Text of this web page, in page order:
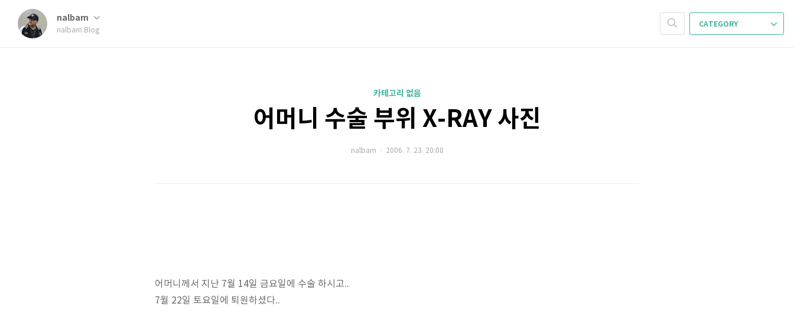
nalbam
nalbam.Blog
CATEGORY
카테고리 없음
어머니 수술 부위 X-RAY 사진
nalbam 2006. 7. 23. 20:08
어머니께서 지난 7월 14일 금요일에 수술 하시고..
7월 22일 토요일에 퇴원하셨다..